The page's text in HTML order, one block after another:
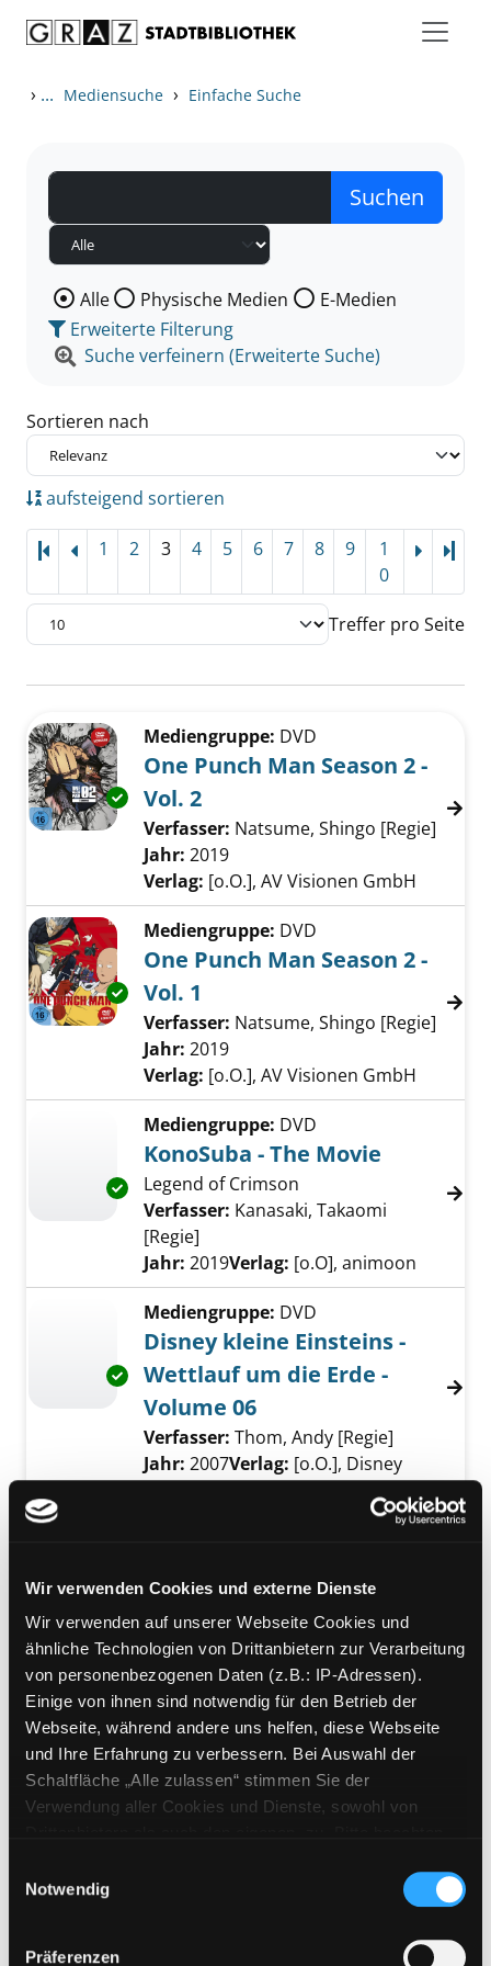
Wir verwenden Cookies und externe Dienste
Wir verwenden auf unserer Webseite Cookies und
ähnliche Technologien von Drittanbietern zur Verarbeitung
von personenbezogenen Daten (z.B.: IP-Adressen).
Einige von ihnen sind notwendig für den Betrieb der
Webseite, während andere uns helfen, diese Webseite
und Ihre Erfahrung zu verbessern. Bei Auswahl der
Schaltfläche „Alle zulassen“ stimmen Sie der
Verwendung aller Cookies und Dienste, sowohl von
Cookies von Drittanbietern, eine Verarbeitung in
unsicheren Drittländern (Länder außerhalb des EWR
ohne adäquates Datenschutzniveau) stattfinden kann. In
Notwendig
Präferenzen
› ... Mediensuche › Einfache Suche
Wählen Sie die Medienart nach der Sie suchen wollen.
Alle Physische Medien
E-Medien
Erweiterte Filterung
Suche verfeinern (Erweiterte Suche)
Sortieren nach
aufsteigend sortieren
1 2 3 4 5 6 7 8 9
1
0
Treffer pro Seite
Zu den Suchfiltern springen
Exemplar-Details von One Punch Man
Mediengruppe: DVD
One Punch Man Season 2 -
Vol. 2
Verfasser: Natsume, Shingo [Regie]
Jahr: 2019
Verlag: [o.O.], AV Visionen GmbH
Exemplar-Details von One Punch Man
Mediengruppe: DVD
One Punch Man Season 2 -
Vol. 1
Verfasser: Natsume, Shingo [Regie]
Jahr: 2019
Verlag: [o.O.], AV Visionen GmbH
Exemplar-Details von KonoSuba - The Movie
Mediengruppe: DVD
KonoSuba - The Movie
Legend of Crimson
Verfasser: Kanasaki, Takaomi
[Regie]
Jahr: 2019Verlag: [o.O], animoon
Exemplar-Details von Disney kleine
Mediengruppe: DVD
Disney kleine Einsteins -
Wettlauf um die Erde -
Volume 06
Verfasser: Thom, Andy [Regie]
Jahr: 2007Verlag: [o.O.], Disney
Exemplar-Details von Kleine Prinzessin
Vol. 5
Verfasser: Foster, Edward [Regie]
Jahr:2009 Verlag:[o.O.], FM Kids
Exemplar-Details von Rascal Does Not
Mediengruppe:DVD
Rascal Does Not Dream of a
Dreaming Girl - The Movie
Verfasser:Masui, Soichi [Regie]Suche